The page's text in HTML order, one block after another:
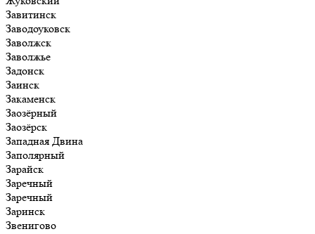
Завитинск
Заводоуковск
Заволжск
Заволжье
Задонск
Заинск
Закаменск
Заозёрный
Заозёрск
Западная Двина
Заполярный
Зарайск
Заречный
Заречный
Заринск
Звенигово